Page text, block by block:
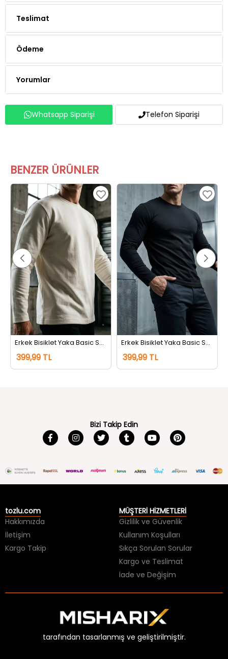
Teslimat
Ödeme
Yorumlar
Whatsapp Siparişi Telefon Siparişi
BENZER ÜRÜNLER
Erkek Bisiklet Yaka Basic Sweatshirt Krem
399,99 TL
Erkek Bisiklet Yaka Basic Sweatshirt Siyah
399,99 TL
Bizi Takip Edin
tozlu.com
Hakkımızda
İletişim
Kargo Takip
MÜŞTERİ HİZMETLERİ
Gizlilik ve Güvenlik
Kullanım Koşulları
Sıkça Sorulan Sorular
Kargo ve Teslimat
İade ve Değişim
tarafından tasarlanmış ve geliştirilmiştir.